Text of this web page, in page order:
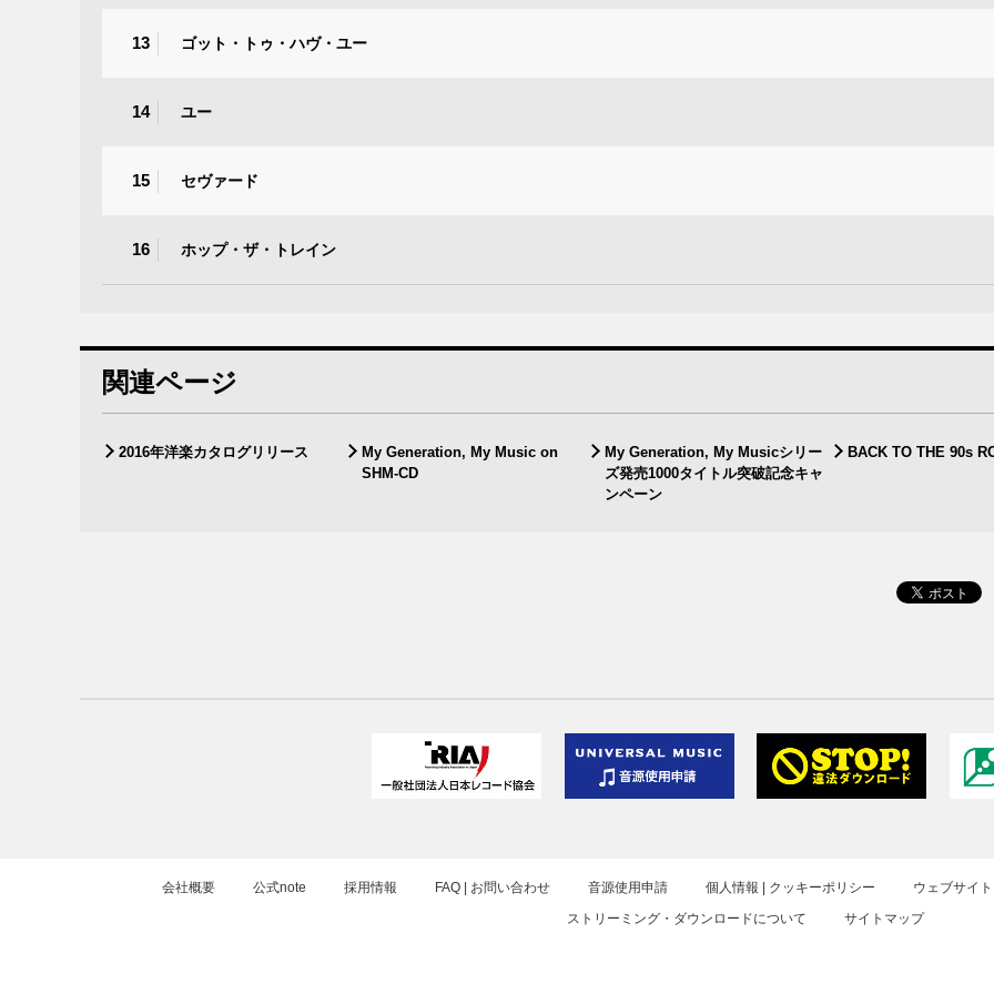
13 ゴット・トゥ・ハヴ・ユー
14 ユー
15 セヴァード
16 ホップ・ザ・トレイン
関連ページ
2016年洋楽カタログリリース
My Generation, My Music on
SHM-CD
My Generation, My Musicシリー
ズ発売1000タイトル突破記念キャ
ンペーン
BACK TO THE 90s
会社概要 公式note 採用情報 FAQ | お問い合わせ 音源使用申請 個人情報 | クッキーポリシー ウェブサイ
ストリーミング・ダウンロードについて サイトマップ